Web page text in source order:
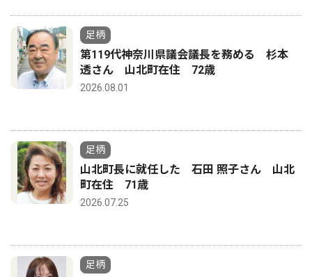
足柄
第119代神奈川県議会議長を務める 杉本
透さん 山北町在住 72歳
2026.08.01
足柄
山北町長に就任した 石田 照子さん 山北
町在住 71歳
2026.07.25
足柄